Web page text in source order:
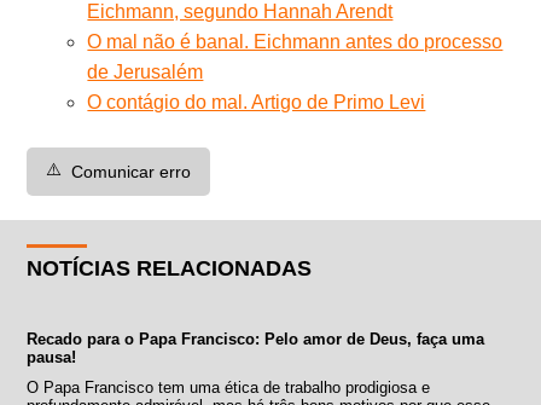
Eichmann, segundo Hannah Arendt
O mal não é banal. Eichmann antes do processo
de Jerusalém
O contágio do mal. Artigo de Primo Levi
⚠️ Comunicar erro
NOTÍCIAS RELACIONADAS
Recado para o Papa Francisco: Pelo amor de Deus, faça uma
pausa!
O Papa Francisco tem uma ética de trabalho prodigiosa e